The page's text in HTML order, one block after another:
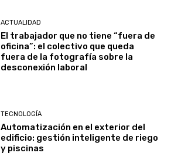
ACTUALIDAD
El trabajador que no tiene “fuera de
oficina”: el colectivo que queda
fuera de la fotografía sobre la
desconexión laboral
TECNOLOGÍA
Automatización en el exterior del
edificio: gestión inteligente de riego
y piscinas